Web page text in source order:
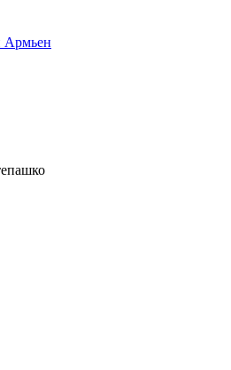
Армьен